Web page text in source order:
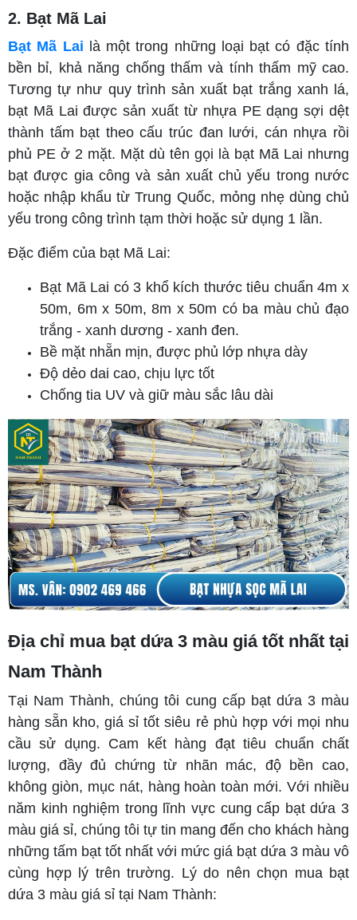
2. Bạt Mã Lai
Bạt Mã Lai là một trong những loại bạt có đặc tính
bền bỉ, khả năng chống thấm và tính thấm mỹ cao.
Tương tự như quy trình sản xuất bạt trắng xanh lá,
bạt Mã Lai được sản xuất từ nhựa PE dạng sợi dệt
thành tấm bạt theo cấu trúc đan lưới, cán nhựa rồi
phủ PE ở 2 mặt. Mặt dù tên gọi là bạt Mã Lai nhưng
bạt được gia công và sản xuất chủ yếu trong nước
hoặc nhập khẩu từ Trung Quốc, mỏng nhẹ dùng chủ
yếu trong công trình tạm thời hoặc sử dụng 1 lần.
Đặc điểm của bạt Mã Lai:
Bạt Mã Lai có 3 khổ kích thước tiêu chuẩn 4m x
50m, 6m x 50m, 8m x 50m có ba màu chủ đạo
trắng - xanh dương - xanh đen.
Bề mặt nhẵn mịn, được phủ lớp nhựa dày
Độ dẻo dai cao, chịu lực tốt
Chống tia UV và giữ màu sắc lâu dài
Địa chỉ mua bạt dứa 3 màu giá tốt nhất tại
Nam Thành
Tại Nam Thành, chúng tôi cung cấp bạt dứa 3 màu
hàng sẵn kho, giá sỉ tốt siêu rẻ phù hợp với mọi nhu
cầu sử dụng. Cam kết hàng đạt tiêu chuẩn chất
lượng, đầy đủ chứng từ nhãn mác, độ bền cao,
không giòn, mục nát, hàng hoàn toàn mới. Với nhiều
năm kinh nghiệm trong lĩnh vực cung cấp bạt dứa 3
màu giá sỉ, chúng tôi tự tin mang đến cho khách hàng
những tấm bạt tốt nhất với mức giá bạt dứa 3 màu vô
cùng hợp lý trên trường. Lý do nên chọn mua bạt
dứa 3 màu giá sỉ tại Nam Thành: